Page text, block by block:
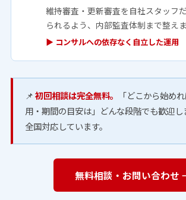
維持審査・更新審査を自社スタッフ
られるよう、内部監査体制まで整えま
▶ コンサルへの依存なく自立した運用
📌初回相談は完全無料。
「どこから始め
用・期間の目安は」どんな段階でも歓迎
全国対応しています。
無料相談・お問い合わせ